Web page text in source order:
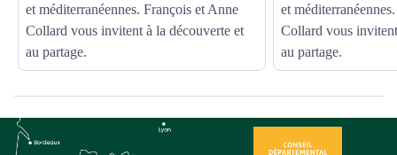
et méditerranéennes. François et Anne
Collard vous invitent à la découverte et
au partage.
et
Collard vous
au partage.